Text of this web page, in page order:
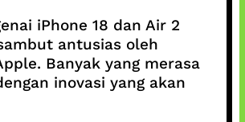
iPhone 18 dan Air 2
antusias oleh
Banyak yang merasa
inovasi yang akan